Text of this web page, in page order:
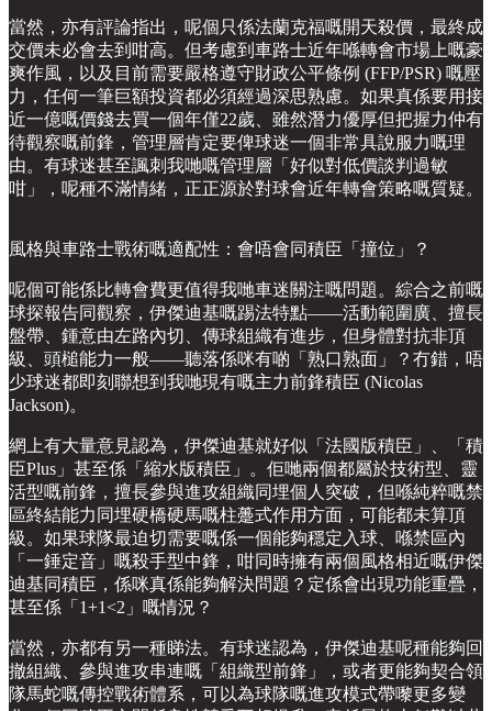
當然，亦有評論指出，呢個只係法蘭克福嘅開天殺價，最終成
交價未必會去到咁高。但考慮到車路士近年喺轉會市場上嘅豪
爽作風，以及目前需要嚴格遵守財政公平條例 (FFP/PSR) 嘅壓
力，任何一筆巨額投資都必須經過深思熟慮。如果真係要用接
近一億嘅價錢去買一個年僅22歲、雖然潛力優厚但把握力仲有
待觀察嘅前鋒，管理層肯定要俾球迷一個非常具說服力嘅理
由。有球迷甚至諷刺我哋嘅管理層「好似對低價談判過敏
咁」，呢種不滿情緒，正正源於對球會近年轉會策略嘅質疑。
風格與車路士戰術嘅適配性：會唔會同積臣「撞位」？
呢個可能係比轉會費更值得我哋車迷關注嘅問題。綜合之前嘅
球探報告同觀察，伊傑迪基嘅踢法特點——活動範圍廣、擅長
盤帶、鍾意由左路內切、傳球組織有進步，但身體對抗非頂
級、頭槌能力一般——聽落係咪有啲「熟口熟面」？冇錯，唔
少球迷都即刻聯想到我哋現有嘅主力前鋒積臣 (Nicolas
Jackson)。
網上有大量意見認為，伊傑迪基就好似「法國版積臣」、「積
臣Plus」甚至係「縮水版積臣」。佢哋兩個都屬於技術型、靈
活型嘅前鋒，擅長參與進攻組織同埋個人突破，但喺純粹嘅禁
區終結能力同埋硬橋硬馬嘅柱躉式作用方面，可能都未算頂
級。如果球隊最迫切需要嘅係一個能夠穩定入球、喺禁區內
「一錘定音」嘅殺手型中鋒，咁同時擁有兩個風格相近嘅伊傑
迪基同積臣，係咪真係能夠解決問題？定係會出現功能重疊，
甚至係「1+1<2」嘅情況？
當然，亦都有另一種睇法。有球迷認為，伊傑迪基呢種能夠回
撤組織、參與進攻串連嘅「組織型前鋒」，或者更能夠契合領
隊馬蛇嘅傳控戰術體系，可以為球隊嘅進攻模式帶嚟更多變